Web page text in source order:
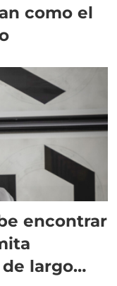
como el
encontrar
largo